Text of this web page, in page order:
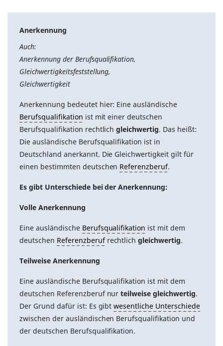
Anerkennung
Auch:
Anerkennung der Berufsqualifikation,
Gleichwertigkeitsfeststellung,
Gleichwertigkeit
Anerkennung bedeutet hier: Eine ausländische
Berufsqualifikation ist mit einer deutschen
Berufsqualifikation rechtlichgleichwertig. Das heißt:
Die ausländische Berufsqualifikation ist in
Deutschland anerkannt. Die Gleichwertigkeit gilt für
einen bestimmten deutschen Referenzberuf.
Es gibt Unterschiede bei der Anerkennung:
Volle Anerkennung
Eine ausländische Berufsqualifikation ist mit dem
deutschen Referenzberufrechtlichgleichwertig.
Teilweise Anerkennung
Eine ausländische Berufsqualifikation ist mit dem
deutschen Referenzberuf nurteilweise gleichwertig.
Der Grund dafür ist: Es gibtwesentliche Unterschiede
zwischen der ausländischen Berufsqualifikation und
der deutschen Berufsqualifikation.